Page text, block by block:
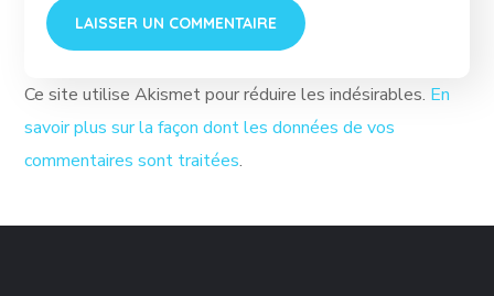
Ce site utilise Akismet pour réduire les indésirables. En
savoir plus sur la façon dont les données de vos
commentaires sont traitées.